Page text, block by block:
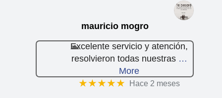
mauricio mogro
Excelente servicio y atención,
resolvieron todas nuestras …
More
★★★★★ Hace 2 meses